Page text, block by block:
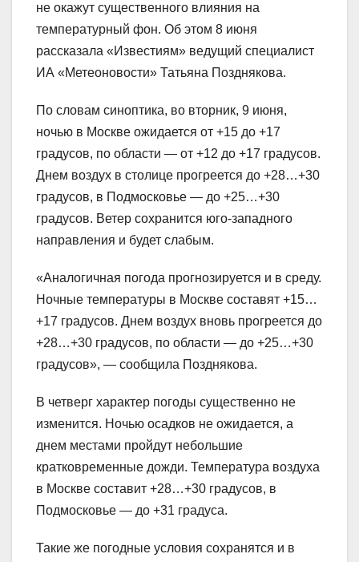
не окажут существенного влияния на
температурный фон. Об этом 8 июня
рассказала «Известиям» ведущий специалист
ИА «Метеоновости» Татьяна Позднякова.
По словам синоптика, во вторник, 9 июня,
ночью в Москве ожидается от +15 до +17
градусов, по области — от +12 до +17 градусов.
Днем воздух в столице прогреется до +28…+30
градусов, в Подмосковье — до +25…+30
градусов. Ветер сохранится юго-западного
направления и будет слабым.
«Аналогичная погода прогнозируется и в среду.
Ночные температуры в Москве составят +15…
+17 градусов. Днем воздух вновь прогреется до
+28…+30 градусов, по области — до +25…+30
градусов», — сообщила Позднякова.
В четверг характер погоды существенно не
изменится. Ночью осадков не ожидается, а
днем местами пройдут небольшие
кратковременные дожди. Температура воздуха
в Москве составит +28…+30 градусов, в
Подмосковье — до +31 градуса.
Такие же погодные условия сохранятся и в